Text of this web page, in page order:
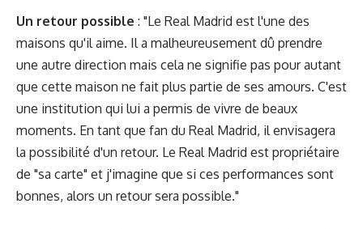
Un retour possible : "Le Real Madrid est l'une des
maisons qu'il aime. Il a malheureusement dû prendre
une autre direction mais cela ne signifie pas pour autant
que cette maison ne fait plus partie de ses amours. C'est
une institution qui lui a permis de vivre de beaux
moments. En tant que fan du Real Madrid, il envisagera
la possibilité d'un retour. Le Real Madrid est propriétaire
de "sa carte" et j'imagine que si ces performances sont
bonnes, alors un retour sera possible."